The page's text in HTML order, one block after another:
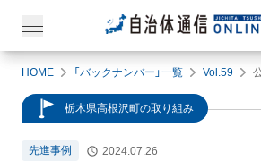
HOME 「バックナンバー」一覧 Vol.59
栃木県高根沢町の取り組み
先進事例 2024.07.26